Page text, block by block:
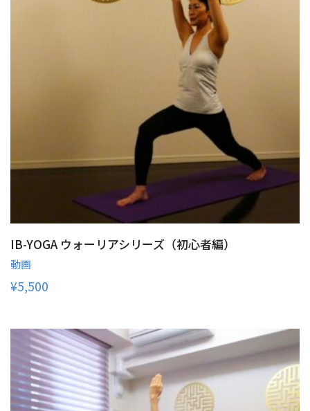
IB-YOGA ウォーリアシリーズ（初心者編）
動画
¥5,500